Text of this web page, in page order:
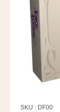
SKU : DF00